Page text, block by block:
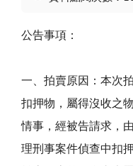
公告事項：
一、拍賣原因：本次
扣押物，屬得沒收之
情事，經被告請求，
理刑事案件偵查中扣